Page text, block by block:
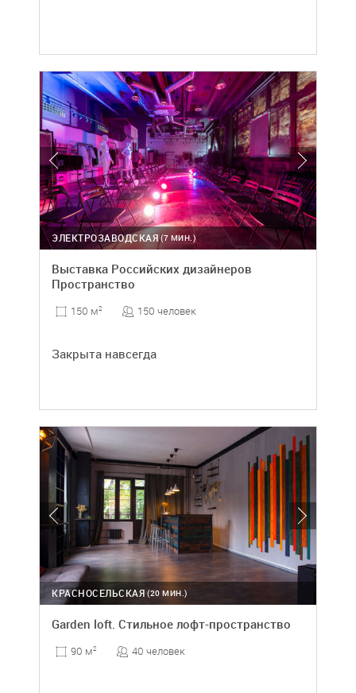
(7 МИН.)
ЭЛЕКТРОЗАВОДСКАЯ
Выставка Российских дизайнеров
Пространство
150 м2 150 человек
Закрыта навсегда
(20 МИН.)
КРАСНОСЕЛЬСКАЯ
Garden loft. Стильное лофт-пространство
90 м2 40 человек